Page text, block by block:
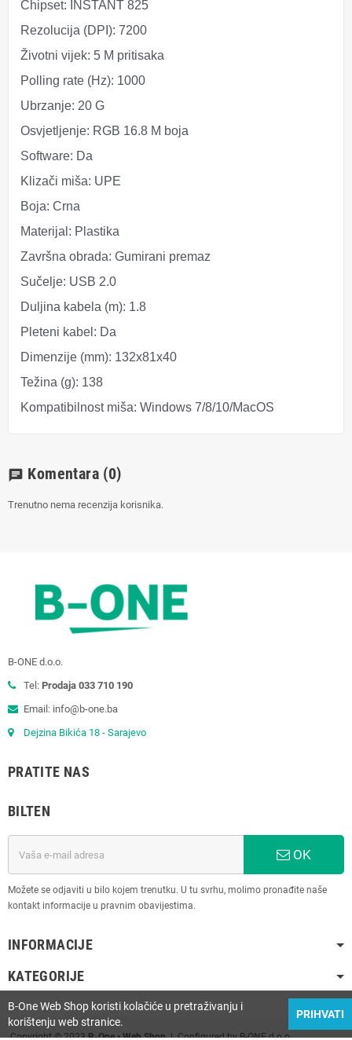
Chipset:
INSTANT 825
Rezolucija (DPI): 7200
Životni vijek: 5 M pritisaka
Polling rate (Hz): 1000
Ubrzanje: 20 G
Osvjetljenje: RGB 16.8 M boja
Software: Da
Klizači miša: UPE
Boja: Crna
Materijal: Plastika
Završna obrada: Gumirani premaz
Sučelje: USB 2.0
Duljina kabela (m): 1.8
Pleteni kabel: Da
Dimenzije (mm): 132x81x40
Težina (g): 138
Kompatibilnost miša: Windows 7/8/10/MacOS
chat Komentara (0)
Trenutno nema recenzija korisnika.
B-ONE d.o.o.
Tel: Prodaja 033 710 190
Email: info@b-one.ba
Dejzina Bikića 18 - Sarajevo
PRATITE NAS
BILTEN
OK
Možete se odjaviti u bilo kojem trenutku. U tu svrhu, molimo pronađite naše
kontakt informacije u pravnim obavijestima.
INFORMACIJE
KATEGORIJE
Copyright © 2023B-One • Web Shop| Configured by B-ONE d.o.o.
B-One Web Shop koristi kolačiće u pretraživanju i
korištenju web stranice.
PRIHVATI